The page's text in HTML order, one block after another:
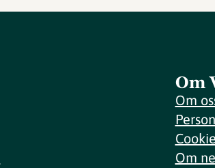
Om
Om
Om